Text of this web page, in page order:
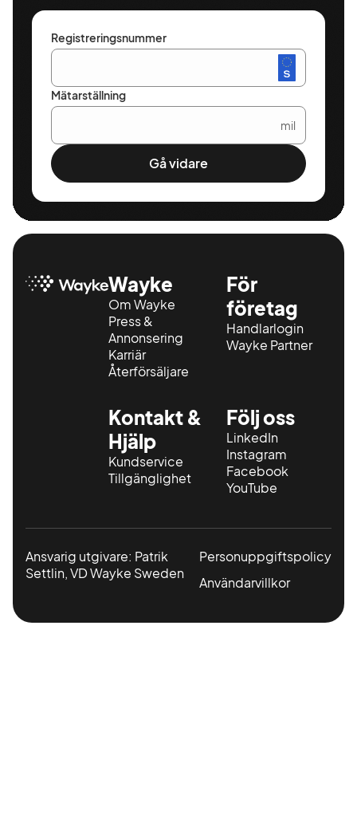
Registreringsnummer
Mätarställning
mil
Gå vidare
Wayke
Om Wayke
Press &
Annonsering
Karriär
Återförsäljare
För
företag
Handlarlogin
Wayke Partner
Kontakt &
Hjälp
Kundservice
Tillgänglighet
Följ oss
LinkedIn
Instagram
Facebook
YouTube
Ansvarig utgivare: Patrik
Settlin, VD Wayke Sweden
Personuppgiftspolicy
Användarvillkor